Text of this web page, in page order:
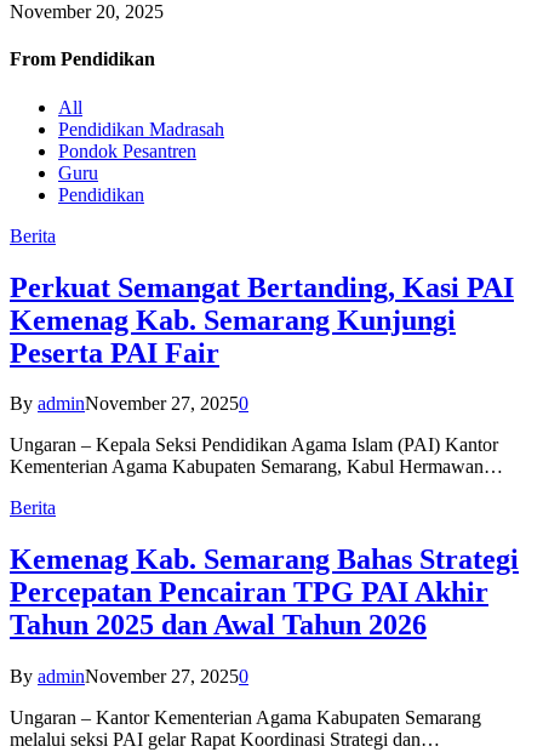
November 20, 2025
From Pendidikan
All
Pendidikan Madrasah
Pondok Pesantren
Guru
Pendidikan
Berita
Perkuat Semangat Bertanding, Kasi PAI
Kemenag Kab. Semarang Kunjungi
Peserta PAI Fair
By adminNovember 27, 20250
Ungaran – Kepala Seksi Pendidikan Agama Islam (PAI) Kantor
Kementerian Agama Kabupaten Semarang, Kabul Hermawan…
Berita
Kemenag Kab. Semarang Bahas Strategi
Percepatan Pencairan TPG PAI Akhir
Tahun 2025 dan Awal Tahun 2026
By adminNovember 27, 20250
Ungaran – Kantor Kementerian Agama Kabupaten Semarang
melalui seksi PAI gelar Rapat Koordinasi Strategi dan…